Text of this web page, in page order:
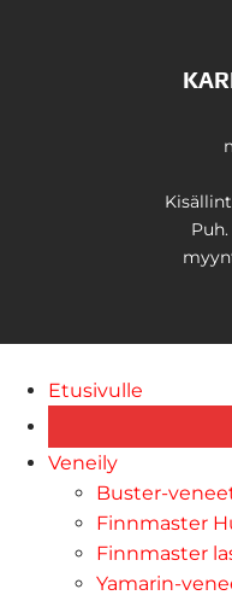
Etusivulle
Veneily
Buster-
Finnmaster
Finnmaster
Yamarin-